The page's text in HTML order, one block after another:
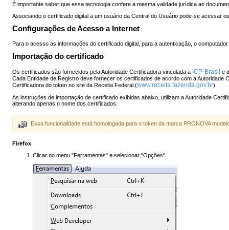
É importante saber que essa tecnologia confere a mesma validade jurídica ao
Associando o certificado digital a um usuário da Central do Usuário pode-se acessar
Configurações de Acesso a Internet
Para o acesso as informações do certificado digital, para a autenticação, o
Importação do certificado
Os certificados são fornecidos pela Autoridade Certificadora vinculada a ICP-Brasil e
Cada Entidade de Registro deve fornecer os certificados de acordo com a
Certificadora do token no site da Receita Federal (www.receita.fazenda.gov.br).
As instruções de importação de certificado exibidas abaixo, utilizam a Autoridade
alterando apenas o nome dos certificados.
Essa funcionalidade está homologada para o token da marca PRONOVA
Firefox
Clicar no menu "Ferramentas" e selecionar "Opções".